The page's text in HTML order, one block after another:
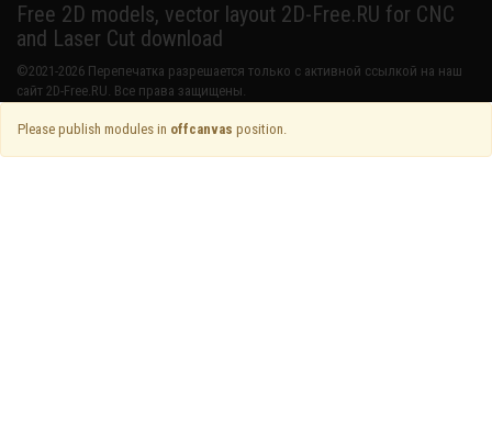
Free 2D models, vector layout 2D-Free.RU for CNC
and Laser Cut download
©2021-2026 Перепечатка разрешается только с активной ссылкой на наш
сайт 2D-Free.RU. Все права защищены.
Please publish modules in offcanvas position.